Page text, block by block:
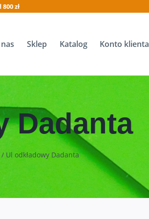
zł
Sklep Katalog Konto klienta
Dadanta
/ Ul odkładowy Dadanta